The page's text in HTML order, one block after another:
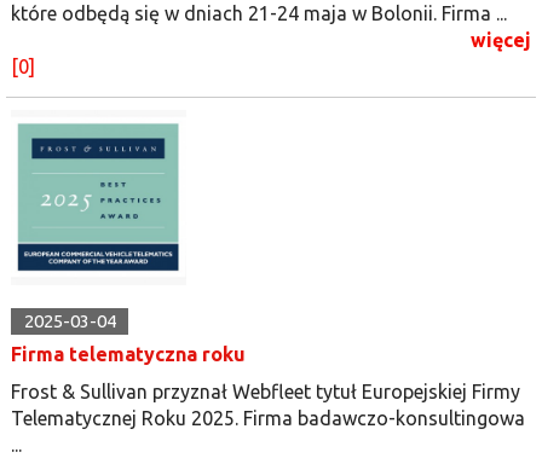
które odbędą się w dniach 21-24 maja w Bolonii. Firma ...
więcej
[0]
2025-03-04
Firma telematyczna roku
Frost & Sullivan przyznał Webfleet tytuł Europejskiej Firmy
Telematycznej Roku 2025. Firma badawczo-konsultingowa
...